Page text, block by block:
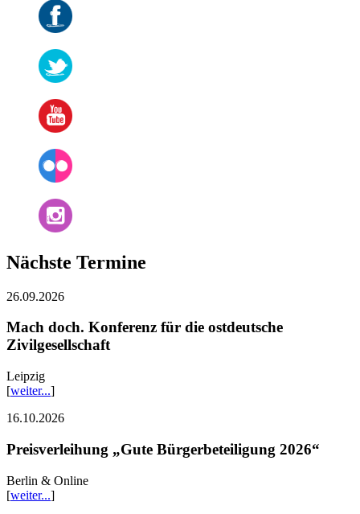
Nächste Termine
26.09.2026
Mach doch. Konferenz für die ostdeutsche
Zivilgesellschaft
Leipzig
[weiter...]
16.10.2026
Preisverleihung „Gute Bürgerbeteiligung 2026“
Berlin & Online
[weiter...]